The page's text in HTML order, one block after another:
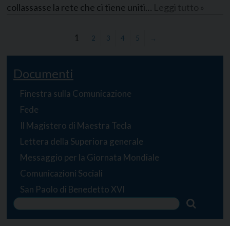
collassasse la rete che ci tiene uniti…
1 2 3 4 5 →
Documenti
Finestra sulla Comunicazione
Fede
Il Magistero di Maestra Tecla
Lettera della Superiora generale
Messaggio per la Giornata Mondiale
Comunicazioni Sociali
San Paolo di Benedetto XVI